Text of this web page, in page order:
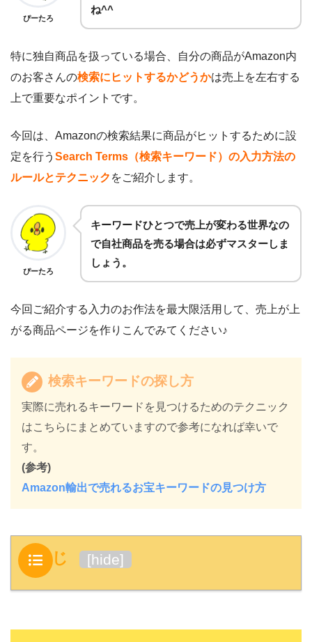
ぴーたろ
ね^^
特に独自商品を扱っている場合、自分の商品がAmazon内
のお客さんの検索にヒットするかどうかは売上を左右する
上で重要なポイントです。
今回は、Amazonの検索結果に商品がヒットするために設
定を行う Search Terms（検索キーワード）の入力方法の
ルールとテクニック をご紹介します。
ぴーたろ
キーワードひとつで売上が変わる世界なの
で自社商品を売る場合は必ずマスターしま
しょう。
今回ご紹介する入力のお作法を最大限活用して、売上が上
がる商品ページを作りこんでみてください♪
検索キーワードの探し方
実際に売れるキーワードを見つけるためのテクニック
はこちらにまとめていますので参考になれば幸いで
す。
(参考)
Amazon輸出で売れるお宝キーワードの見つけ方
もくじ [hide]